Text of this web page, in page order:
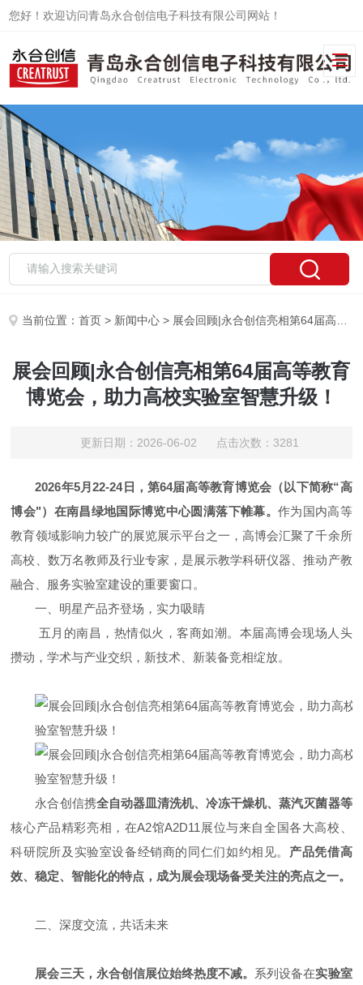
您好！欢迎访问青岛永合创信电子科技有限公司网站！
当前位置：首页 > 新闻中心 > 展会回顾|永合创信亮相第64届高等教育博览会，助力高校实验室智慧升级！
展会回顾|永合创信亮相第64届高等教育
博览会，助力高校实验室智慧升级！
更新日期：2026-06-02 点击次数：3281
2026年5月22-24日，第64届高等教育博览会（以下简称“高
博会"）在南昌绿地国际博览中心圆满落下帷幕。 作为国内高等
教育领域影响力较广的展览展示平台之一，高博会汇聚了千余所
高校、数万名教师及行业专家，是展示教学科研仪器、推动产教
融合、服务实验室建设的重要窗口。
一、明星产品齐登场，实力吸睛
五月的南昌，热情似火，客商如潮。本届高博会现场人头
攒动，学术与产业交织，新技术、新装备竞相绽放。
永合创信携全自动器皿清洗机、冷冻干燥机、蒸汽灭菌器等
核心产品精彩亮相，在A2馆A2D11展位与来自全国各大高校、
科研院所及实验室设备经销商的同仁们如约相见。 产品凭借高
效、稳定、智能化的特点，成为展会现场备受关注的亮点之一。
二、深度交流，共话未来
展会三天，永合创信展位始终热度不减。 系列设备在实验室